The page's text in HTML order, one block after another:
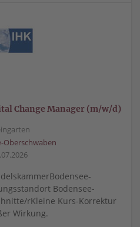
Change Manager (m/w/d)
Oberschwaben
Bodensee-
rKleine Kurs-Korrektur
Wirkung.